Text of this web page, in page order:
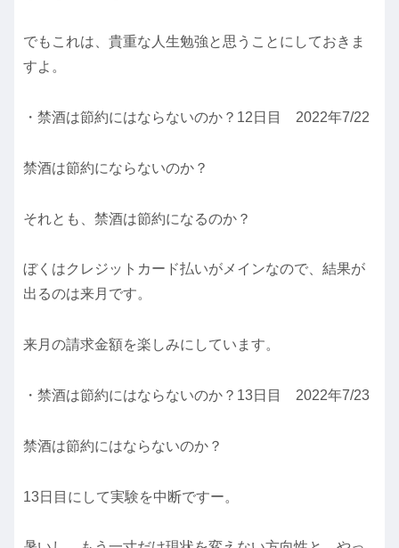
でもこれは、貴重な人生勉強と思うことにしておきま
すよ。
・禁酒は節約にはならないのか？12日目 2022年7/22
禁酒は節約にならないのか？
それとも、禁酒は節約になるのか？
ぼくはクレジットカード払いがメインなので、結果が
出るのは来月です。
来月の請求金額を楽しみにしています。
・禁酒は節約にはならないのか？13日目 2022年7/23
禁酒は節約にはならないのか？
13日目にして実験を中断ですー。